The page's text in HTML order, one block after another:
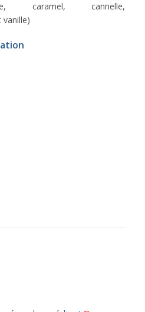
caramel, cannelle,
vanille)